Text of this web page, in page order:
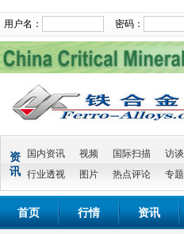
用户名： 密码：
资
讯
国内资讯 视频 国际扫描
访谈
行业透视
图片 热点评论 专题
首页 行情 资讯